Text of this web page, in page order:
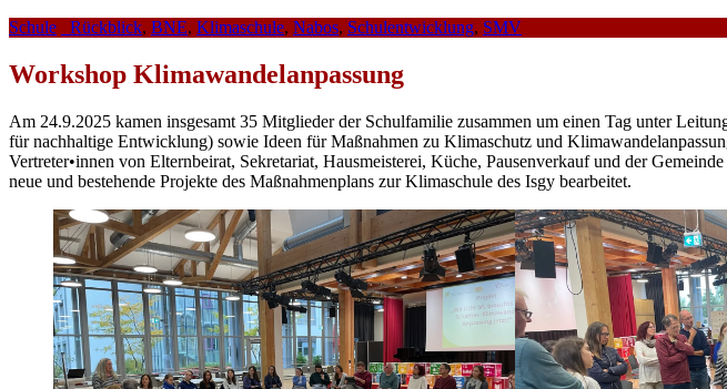
Schule
_Rückblick, BNE, Klimaschule, Nabos, Schulentwicklung, SMV
Workshop Klimawandelanpassung
Am 24.9.2025 kamen insgesamt 35 Mitglieder der Schulfamilie zusammen um einen Tag unter
für nachhaltige Entwicklung) sowie Ideen für Maßnahmen zu Klimaschutz und
Vertreter•innen von Elternbeirat, Sekretariat, Hausmeisterei, Küche, Pausenverkauf und der
neue und bestehende Projekte des Maßnahmenplans zur Klimaschule des Isgy bearbeitet.